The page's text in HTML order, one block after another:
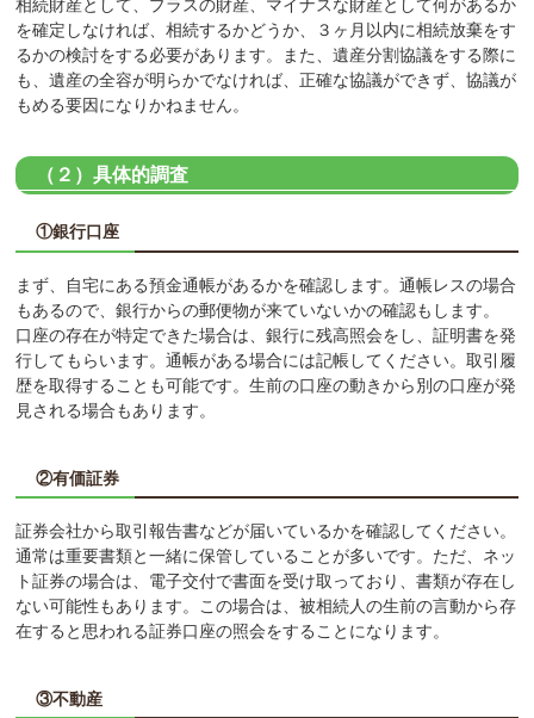
相続財産として、プラスの財産、マイナスな財産として何があるか
を確定しなければ、相続するかどうか、３ヶ月以内に相続放棄をす
るかの検討をする必要があります。また、遺産分割協議をする際に
も、遺産の全容が明らかでなければ、正確な協議ができず、協議が
もめる要因になりかねません。
（２）具体的調査
①銀行口座
まず、自宅にある預金通帳があるかを確認します。通帳レスの場合
もあるので、銀行からの郵便物が来ていないかの確認もします。
口座の存在が特定できた場合は、銀行に残高照会をし、証明書を発
行してもらいます。通帳がある場合には記帳してください。取引履
歴を取得することも可能です。生前の口座の動きから別の口座が発
見される場合もあります。
②有価証券
証券会社から取引報告書などが届いているかを確認してください。
通常は重要書類と一緒に保管していることが多いです。ただ、ネッ
ト証券の場合は、電子交付で書面を受け取っており、書類が存在し
ない可能性もあります。この場合は、被相続人の生前の言動から存
在すると思われる証券口座の照会をすることになります。
③不動産